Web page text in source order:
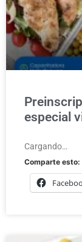
especial
Cargando…
Comparte esto: